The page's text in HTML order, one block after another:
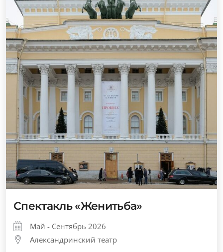
Спектакль «Женитьба»
Май - Сентябрь 2026
Александринский театр